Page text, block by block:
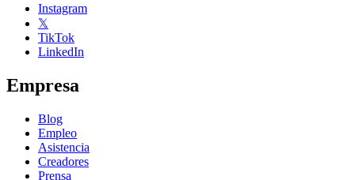
Instagram
𝕏
TikTok
LinkedIn
Empresa
Blog
Empleo
Asistencia
Creadores
Prensa